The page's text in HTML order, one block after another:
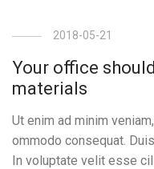
2018-05-21
Your office
materials
Ut enim ad minim
ommodo consequat.
In voluptate velit esse